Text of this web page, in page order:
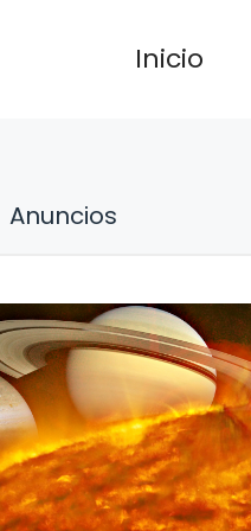
Inicio
Anuncios